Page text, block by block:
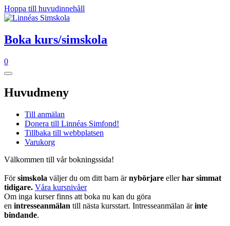
Hoppa till huvudinnehåll
Boka kurs/simskola
0
Huvudmeny
Till anmälan
Donera till Linnéas Simfond!
Tillbaka till webbplatsen
Varukorg
Välkommen till vår bokningssida!
Försimskola väljer du om ditt barn ärnybörjare ellerhar simmat
tidigare. Våra kursnivåer
Om inga kurser finns att boka nu kan du göra
en intresseanmälan till nästa kursstart. Intresseanmälan ärinte
bindande.